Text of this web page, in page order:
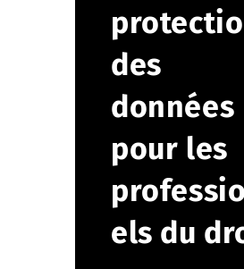
des
données
pour les
els du